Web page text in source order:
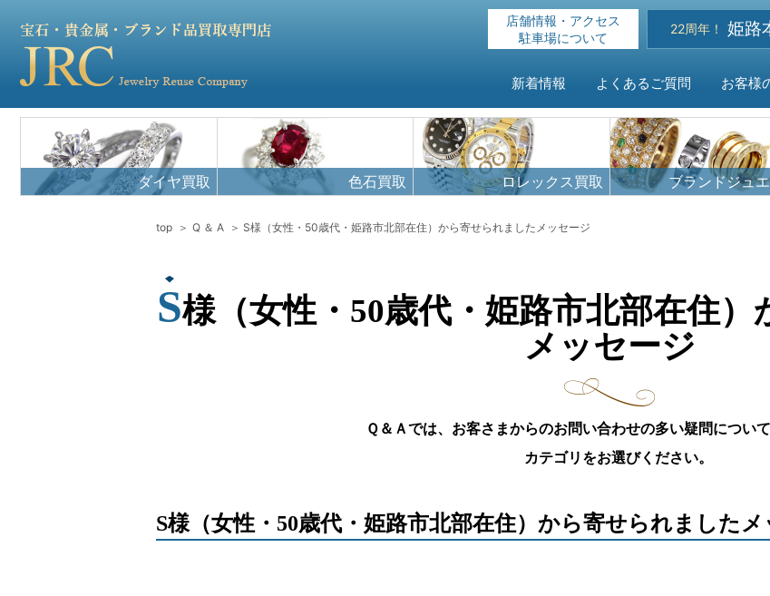
新着情報 よくあるご質問 お客様
店舗情報・アクセス
駐車場について
22周年！ 姫路
ダイヤ買取 色石買取 ロレックス買取 ブランドジュ
top Q ＆ A S様（女性・50歳代・姫路市北部在住）から寄せられましたメッセージ
S様（女性・50歳代・姫路市北部在住
メッセージ
Ｑ＆Ａでは、お客さまからのお問い合わせの多い疑問について
カテゴリをお選びください。
S様（女性・50歳代・姫路市北部在住）から寄せられました